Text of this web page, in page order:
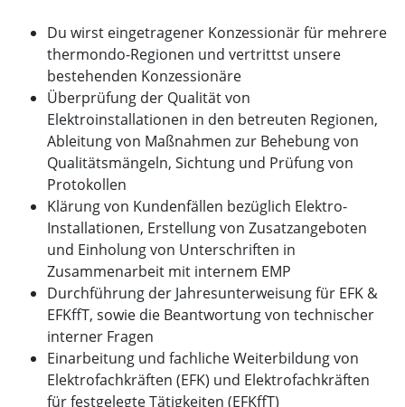
Du wirst eingetragener Konzessionär für mehrere
thermondo-Regionen und vertrittst unsere
bestehenden Konzessionäre
Überprüfung der Qualität von
Elektroinstallationen in den betreuten Regionen,
Ableitung von Maßnahmen zur Behebung von
Qualitätsmängeln, Sichtung und Prüfung von
Protokollen
Klärung von Kundenfällen bezüglich Elektro-
Installationen, Erstellung von Zusatzangeboten
und Einholung von Unterschriften in
Zusammenarbeit mit internem EMP
Durchführung der Jahresunterweisung für EFK &
EFKffT, sowie die Beantwortung von technischer
interner Fragen
Einarbeitung und fachliche Weiterbildung von
Elektrofachkräften (EFK) und Elektrofachkräften
für festgelegte Tätigkeiten (EFKffT)